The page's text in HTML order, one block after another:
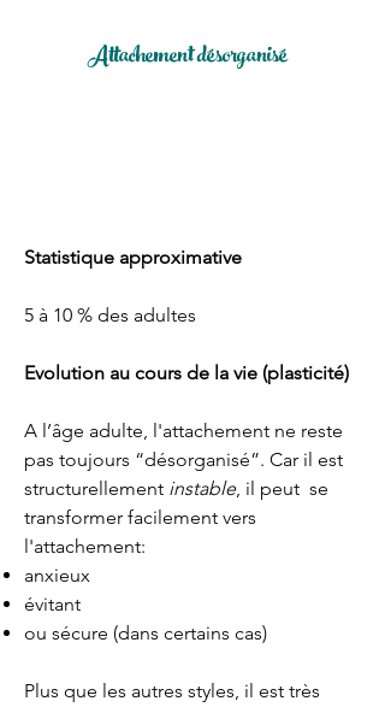
Attachement désorganisé
Statistique approximative
5 à 10 % des adultes
Evolution au cours de la vie (plasticité)
A l’âge adulte, l'attachement ne reste
pas toujours “désorganisé”. Car il est
structurellement instable, il peut se
transformer facilement vers
l'attachement:
anxieux
évitant
ou sécure (dans certains cas)
Plus que les autres styles, il est très